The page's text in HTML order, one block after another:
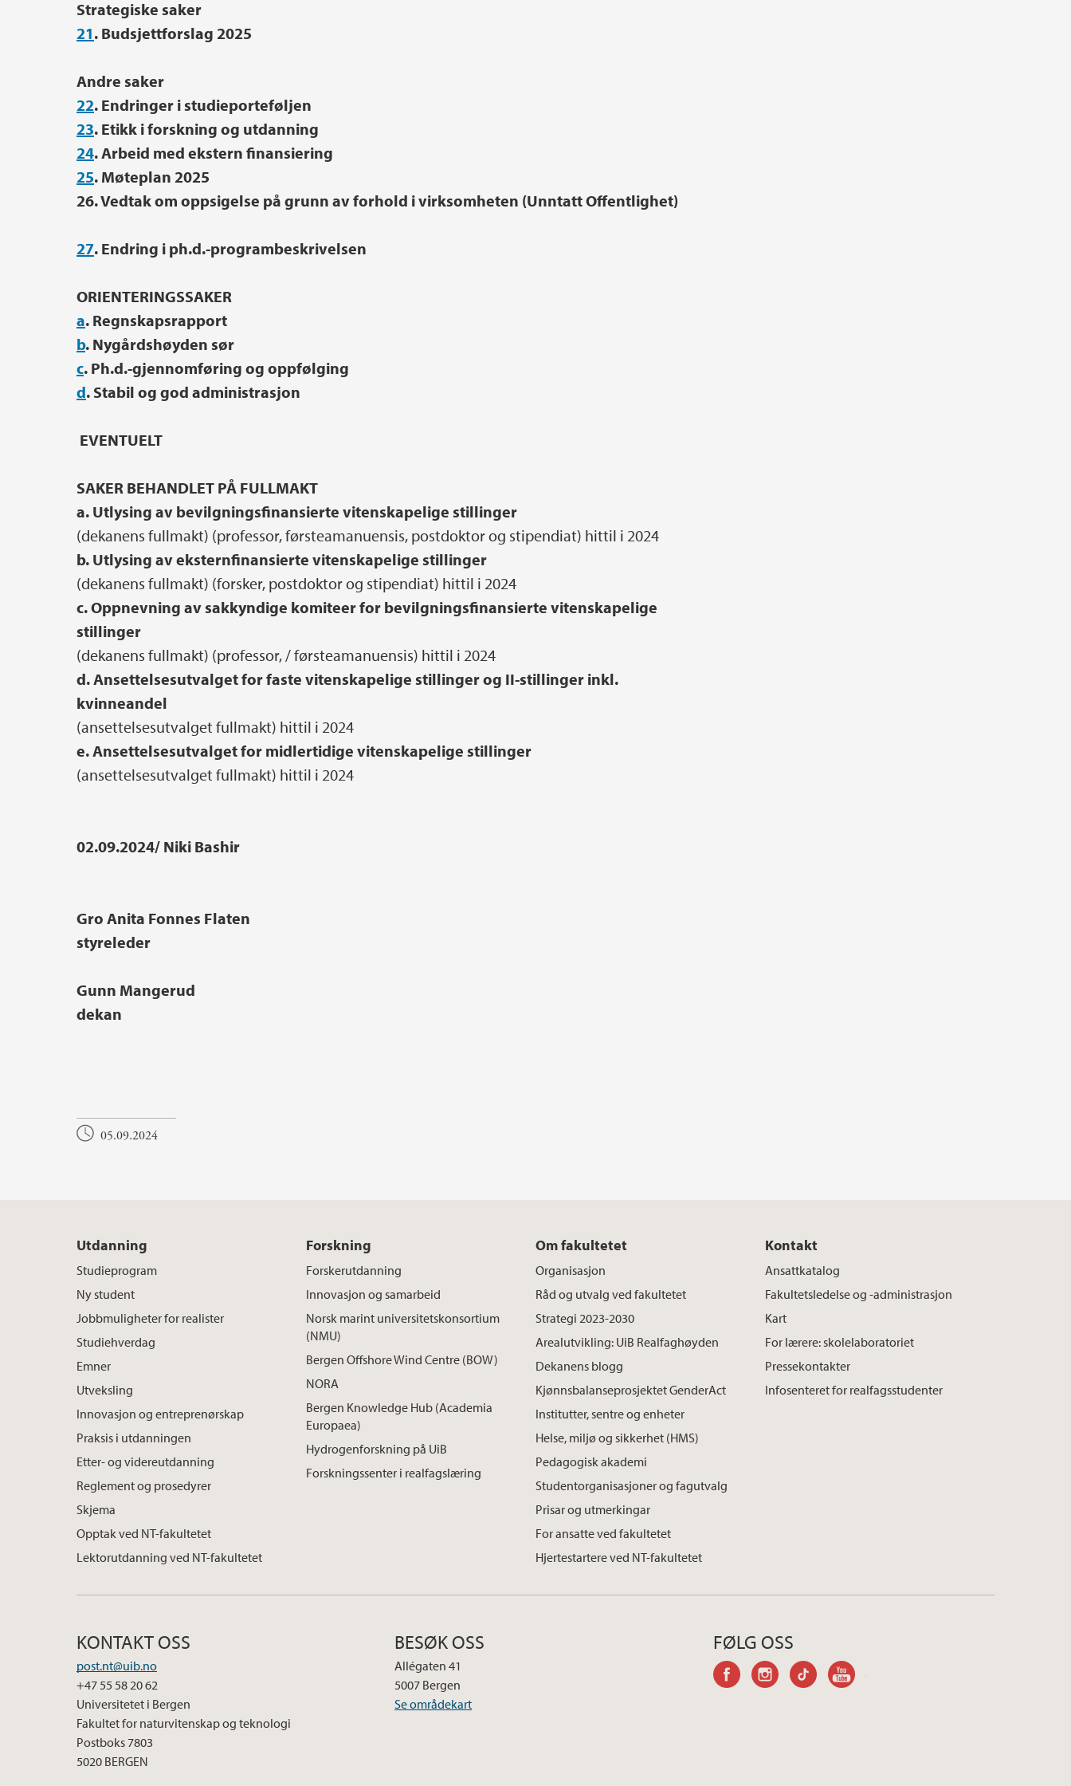
Strategiske saker
21. Budsjettforslag 2025
Andre saker
22. Endringer i studieporteføljen
23. Etikk i forskning og utdanning
24. Arbeid med ekstern finansiering
25. Møteplan 2025
26. Vedtak om oppsigelse på grunn av forhold i virksomheten (Unntatt Offentlighet)
27. Endring i ph.d.-programbeskrivelsen
ORIENTERINGSSAKER
a. Regnskapsrapport
b. Nygårdshøyden sør
c. Ph.d.-gjennomføring og oppfølging
d. Stabil og god administrasjon
EVENTUELT
SAKER BEHANDLET PÅ FULLMAKT
a. Utlysing av bevilgningsfinansierte vitenskapelige stillinger
(dekanens fullmakt) (professor, førsteamanuensis, postdoktor og stipendiat) hittil i 2024
b. Utlysing av eksternfinansierte vitenskapelige stillinger
(dekanens fullmakt) (forsker, postdoktor og stipendiat) hittil i 2024
c. Oppnevning av sakkyndige komiteer for bevilgningsfinansierte vitenskapelige
stillinger
(dekanens fullmakt) (professor, / førsteamanuensis) hittil i 2024
d. Ansettelsesutvalget for faste vitenskapelige stillinger og II-stillinger inkl.
kvinneandel
(ansettelsesutvalget fullmakt) hittil i 2024
e. Ansettelsesutvalget for midlertidige vitenskapelige stillinger
(ansettelsesutvalget fullmakt) hittil i 2024
02.09.2024/ Niki Bashir
Gro Anita Fonnes Flaten
styreleder
Gunn Mangerud
dekan
05.09.2024
Utdanning
Studieprogram
Ny student
Jobbmuligheter for realister
Studiehverdag
Emner
Utveksling
Innovasjon og entreprenørskap
Praksis i utdanningen
Etter- og videreutdanning
Reglement og prosedyrer
Skjema
Opptak ved NT-fakultetet
Lektorutdanning ved NT-fakultetet
Forskning
Forskerutdanning
Innovasjon og samarbeid
Norsk marint universitetskonsortium
(NMU)
Bergen Offshore Wind Centre (BOW)
NORA
Bergen Knowledge Hub (Academia
Europaea)
Hydrogenforskning på UiB
Forskningssenter i realfagslæring
Om fakultetet
Organisasjon
Råd og utvalg ved fakultetet
Strategi 2023-2030
Arealutvikling: UiB Realfaghøyden
Dekanens blogg
Kjønnsbalanseprosjektet GenderAct
Institutter, sentre og enheter
Helse, miljø og sikkerhet (HMS)
Pedagogisk akademi
Studentorganisasjoner og fagutvalg
Prisar og utmerkingar
For ansatte ved fakultetet
Hjertestartere ved NT-fakultetet
Kontakt
Ansattkatalog
Fakultetsledelse og -administrasjon
Kart
For lærere: skolelaboratoriet
Pressekontakter
Infosenteret for realfagsstudenter
KONTAKT OSS
post.nt@uib.no
+47 55 58 20 62
Universitetet i Bergen
Fakultet for naturvitenskap og teknologi
Postboks 7803
5020 BERGEN
BESØK OSS
Allégaten 41
5007 Bergen
Se områdekart
FØLG OSS
facebookinstagramtiktok